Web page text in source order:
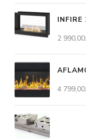
2 990,00
4 799,00